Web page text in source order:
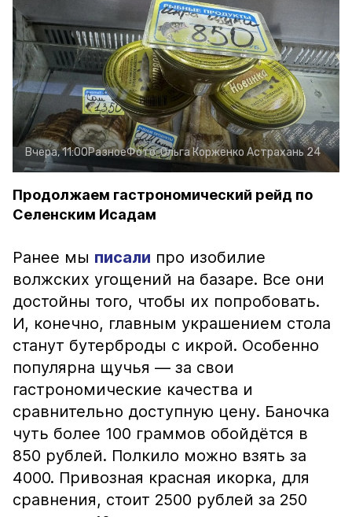
Вчера, 11:00РазноеФото:Ольга Корженко Астрахань 24
Продолжаем гастрономический рейд по
Селенским Исадам
Ранее мы писали про изобилие
волжских угощений на базаре. Все они
достойны того, чтобы их попробовать.
И, конечно, главным украшением стола
станут бутерброды с икрой. Особенно
популярна щучья — за свои
гастрономические качества и
сравнительно доступную цену. Баночка
чуть более 100 граммов обойдётся в
850 рублей. Полкило можно взять за
4000. Привозная красная икорка, для
сравнения, стоит 2500 рублей за 250